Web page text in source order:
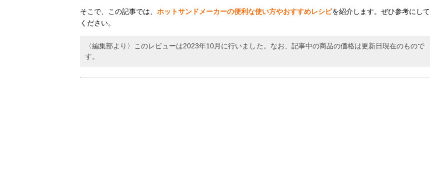
そこで、この記事では、 ホットサンドメーカーの便利な使い方やおすすめレシピを紹介します。ぜひ参考にして
ください。
〈編集部より〉このレビューは2023年10月に行いました。なお、記事中の商品の価格は更新日現在のもので
す。